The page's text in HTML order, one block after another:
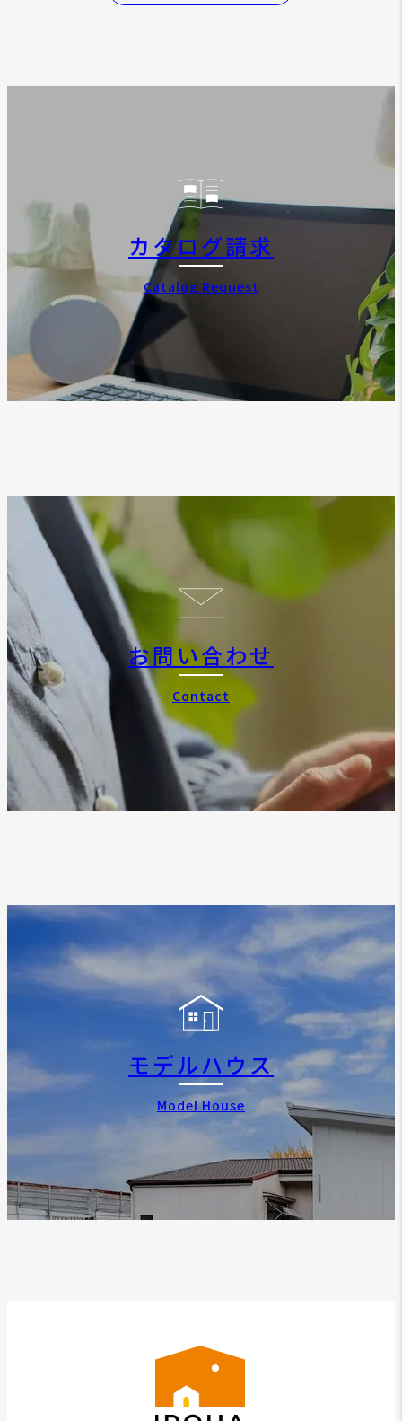
カタログ請求
Catalog Request
お問い合わせ
Contact
モデルハウス
Model House